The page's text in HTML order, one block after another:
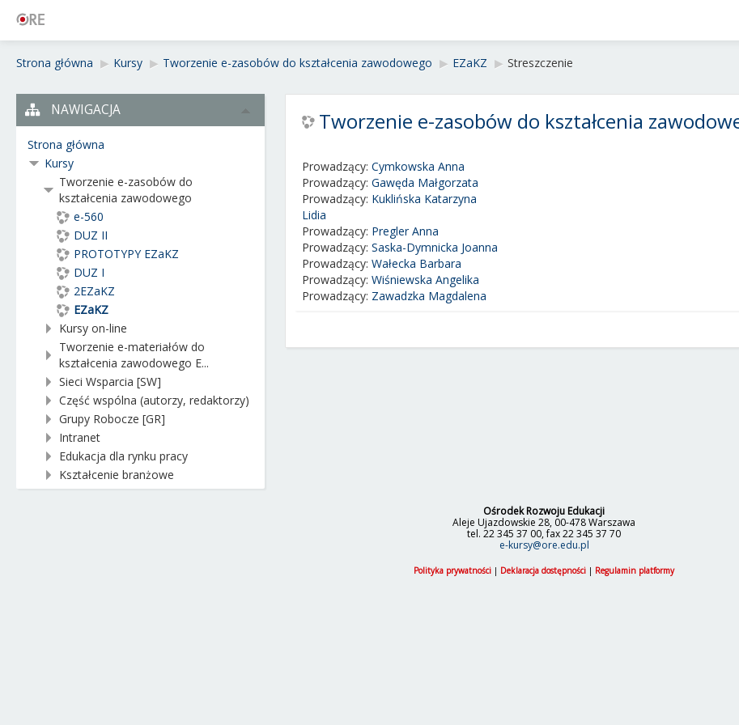
Strona główna ▶︎ Kursy ▶︎ Tworzenie e-zasobów do kształcenia zawodowego ▶︎ EZaKZ ▶︎ Streszczenie
Tworzenie e-zasobów do kształcenia
Prowadzący: Cymkowska Anna
Prowadzący: Gawęda Małgorzata
Prowadzący: Kuklińska Katarzyna
Lidia
Prowadzący: Pregler Anna
Prowadzący: Saska-Dymnicka Joanna
Prowadzący: Wałecka Barbara
Prowadzący: Wiśniewska Angelika
Prowadzący: Zawadzka Magdalena
NAWIGACJA
Strona główna
Kursy
Tworzenie e-zasobów do
kształcenia zawodowego
e-560
DUZ II
PROTOTYPY EZaKZ
DUZ I
2EZaKZ
EZaKZ
Kursy on-line
Tworzenie e-materiałów do
kształcenia zawodowego E...
Sieci Wsparcia [SW]
Część wspólna (autorzy, redaktorzy)
Grupy Robocze [GR]
Intranet
Edukacja dla rynku pracy
Kształcenie branżowe
Ośrodek Rozwoju Edukacji
Aleje Ujazdowskie 28, 00-478 Warszawa
tel. 22 345 37 00, fax 22 345 37 70
e-kursy@ore.edu.pl
Polityka prywatności | Deklaracja dostępności | Regulamin platformy